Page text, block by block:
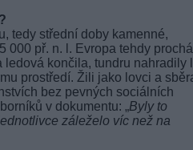
tedy střední doby kamenné,
000 př. n. l. Evropa tehdy
ledová končila, tundru nahradily
prostředí. Žili jako lovci a
bez pevných sociálních
v dokumentu: „Byly to
záleželo víc než na